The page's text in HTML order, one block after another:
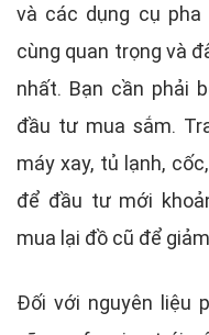
và các dụng cụ
cùng quan trọng và
nhất. Bạn cần phải
đầu tư mua sắm.
máy xay, tủ lạnh,
để đầu tư mới
mua lại đồ cũ để
Đối với nguyên liệu